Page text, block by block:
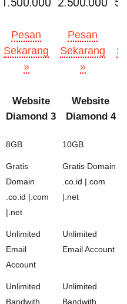
Pesan
Sekarang
»
Pesan
Sekarang
»
Website
Diamond 3
Website
Diamond 4
8GB 10GB
Gratis
Domain
.co.id |.com
|.net
Gratis Domain
.co.id |.com
|.net
Unlimited
Email
Account
Unlimited
Email Account
Unlimited
Bandwith
Unlimited
Bandwith